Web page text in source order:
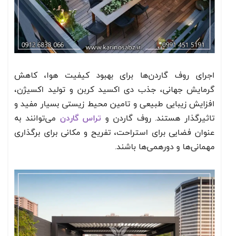
اجرای روف گاردن‌ها برای بهبود کیفیت هوا، کاهش
گرمایش جهانی، جذب دی اکسید کربن و تولید اکسیژن،
افزایش زیبایی طبیعی و تامین محیط زیستی بسیار مفید و
تاثیرگذار هستند. روف گاردن و تراس گاردن می‌توانند به
عنوان فضایی برای استراحت، تفریح و مکانی برای برگذاری
مهمانی‌ها و دورهمی‌ها باشند.